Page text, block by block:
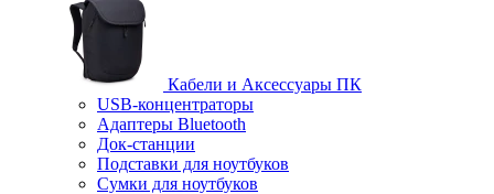
Кабели и Аксессуары ПК
USB-концентраторы
Адаптеры Bluetooth
Док-станции
Подставки для ноутбуков
Сумки для ноутбуков